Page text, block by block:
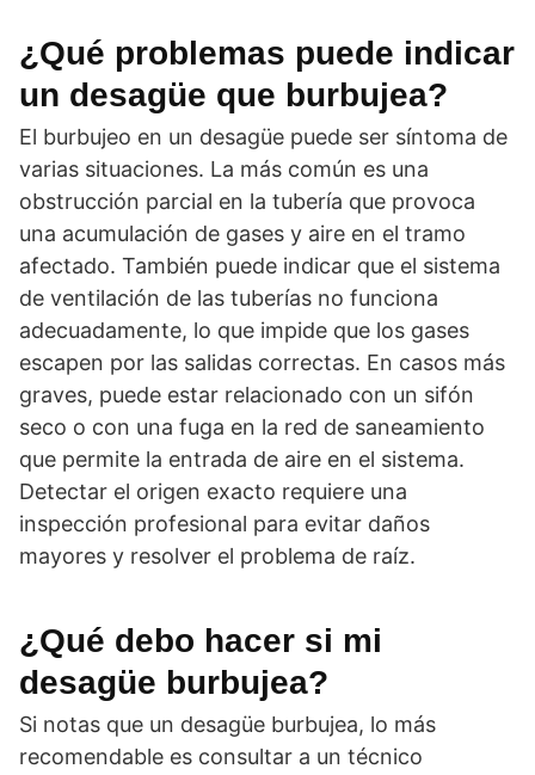
¿Qué problemas puede indicar
un desagüe que burbujea?
El burbujeo en un desagüe puede ser síntoma de
varias situaciones. La más común es una
obstrucción parcial en la tubería que provoca
una acumulación de gases y aire en el tramo
afectado. También puede indicar que el sistema
de ventilación de las tuberías no funciona
adecuadamente, lo que impide que los gases
escapen por las salidas correctas. En casos más
graves, puede estar relacionado con un sifón
seco o con una fuga en la red de saneamiento
que permite la entrada de aire en el sistema.
Detectar el origen exacto requiere una
inspección profesional para evitar daños
mayores y resolver el problema de raíz.
¿Qué debo hacer si mi
desagüe burbujea?
Si notas que un desagüe burbujea, lo más
recomendable es consultar a un técnico